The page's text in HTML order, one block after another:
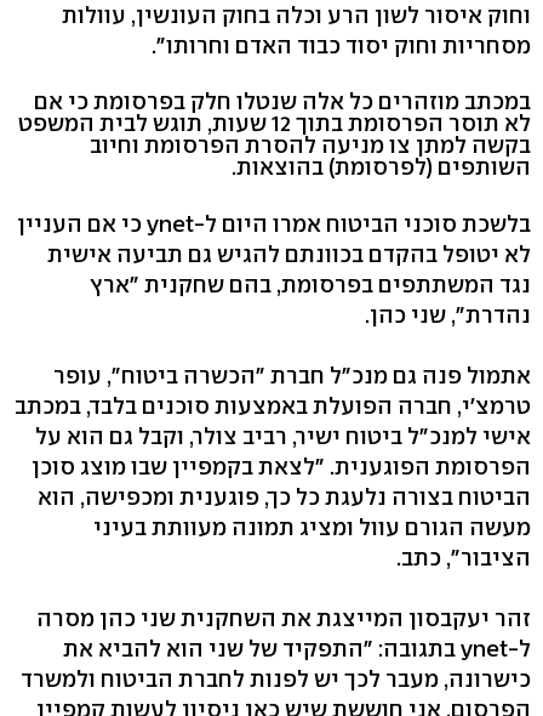
וחוק איסור לשון הרע וכלה בחוק העונשין, עוולות
מסחריות וחוק יסוד כבוד האדם וחרותו".
במכתב מוזהרים כל אלה שנטלו חלק בפרסומת כי אם
לא תוסר הפרסומת בתוך 12 שעות, תוגש לבית המשפט
בקשה למתן צו מניעה להסרת הפרסומת וחיוב
השותפים (לפרסומת) בהוצאות.
בלשכת סוכני הביטוח אמרו היום ל-ynet כי אם העניין
לא יטופל בהקדם בכוונתם להגיש גם תביעה אישית
נגד המשתתפים בפרסומת, בהם שחקנית "ארץ
נהדרת", שני כהן.
אתמול פנה גם מנכ"ל חברת "הכשרה ביטוח", עופר
טרמצ'י, חברה הפועלת באמצעות סוכנים בלבד, במכתב
אישי למנכ"ל ביטוח ישיר, רביב צולר, וקבל גם הוא על
הפרסומת הפוגענית. "לצאת בקמפיין שבו מוצג סוכן
הביטוח בצורה נלעגת כל כך, פוגענית ומכפישה, הוא
מעשה הגורם עוול ומציג תמונה מעוותת בעיני
הציבור", כתב.
זהר יעקבסון המייצגת את השחקנית שני כהן מסרה
ל-ynet בתגובה: "התפקיד של שני הוא להביא את
כישרונה, מעבר לכך יש לפנות לחברת הביטוח ולמשרד
הפרסום. אני חוששת שיש כאן ניסיון לעשות קמפיין